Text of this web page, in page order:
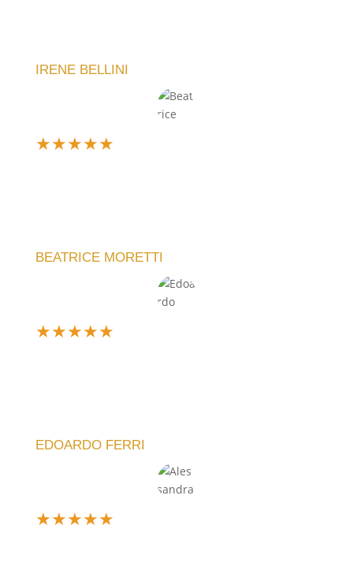
IRENE BELLINI
★★★★★
BEATRICE MORETTI
★★★★★
EDOARDO FERRI
★★★★★